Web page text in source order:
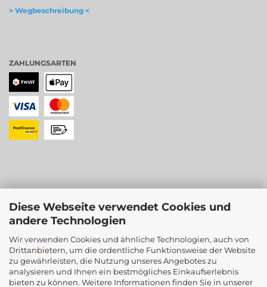
Diese Webseite verwendet Cookies und
andere Technologien
Wir verwenden Cookies und ähnliche Technologien, auch von
Drittanbietern, um die ordentliche Funktionsweise der Website
zu gewährleisten, die Nutzung unseres Angebotes zu
analysieren und Ihnen ein bestmögliches Einkaufserlebnis
bieten zu können. Weitere Informationen finden Sie in unserer
> Wegbeschreibung <
ZAHLUNGSARTEN
PARTNERSHOPS